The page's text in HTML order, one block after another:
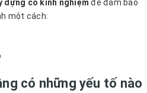
dựng có kinh nghiệm để đảm bảo
một cách:
có những yếu tố nào